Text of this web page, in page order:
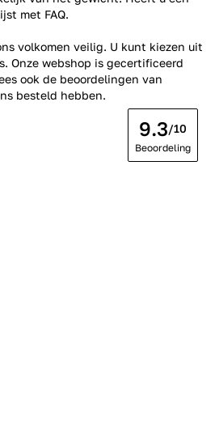
met FAQ.
volkomen veilig. U kunt kiezen uit
Onze webshop is gecertificeerd
ook de beoordelingen van
besteld hebben.
9.3/10
Beoordeling